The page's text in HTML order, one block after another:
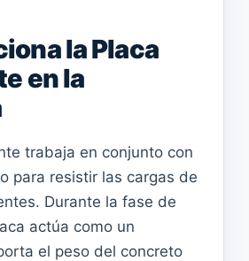
la Placa
en la
trabaja en conjunto con
para resistir las cargas de
Durante la fase de
actúa como un
el peso del concreto